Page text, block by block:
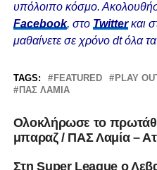
υπόλοιπο κόσμο.
Facebook, στο Twitterκαι
μαθαίνετε σε χρόνο dt όλα
TAGS: FEATURED PLAY
ΠΑΣ ΛΑΜΙΑ
Oλοκλήρωσε το
μπαραζ / ΠΑΣ Λαμία –
Στη Super League ο